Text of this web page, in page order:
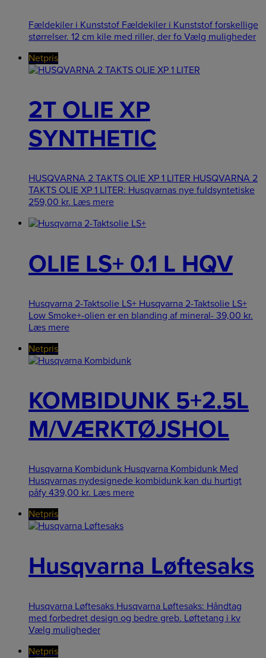
Fældekiler i Kunststof Fældekiler i Kunststof forskellige
størrelser. 12 cm kile med riller, der fo Vælg muligheder
Netpris
2T OLIE XP
SYNTHETIC
HUSQVARNA 2 TAKTS OLIE XP 1 LITER HUSQVARNA 2
TAKTS OLIE XP 1 LITER: Husqvarnas nye fuldsyntetiske
259,00 kr. Læs mere
OLIE LS+ 0.1 L HQV
Husqvarna 2-Taktsolie LS+ Husqvarna 2-Taktsolie LS+
Low Smoke+-olien er en blanding af mineral- 39,00 kr.
Læs mere
Netpris
KOMBIDUNK 5+2.5L
M/VÆRKTØJSHOL
Husqvarna Kombidunk Husqvarna Kombidunk Med
Husqvarnas nydesignede kombidunk kan du hurtigt
påfy 439,00 kr. Læs mere
Netpris
Husqvarna Løftesaks
Husqvarna Løftesaks Husqvarna Løftesaks: Håndtag
med forbedret design og bedre greb. Løftetang i kv
Vælg muligheder
Netpris